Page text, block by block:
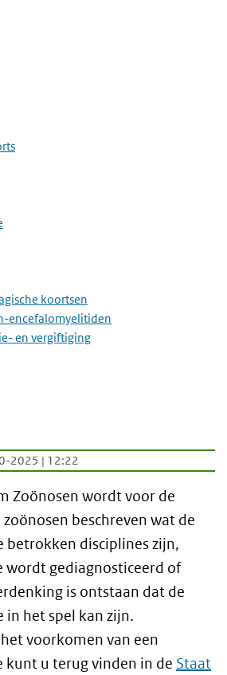
2025 | 12:22
Zoönosen wordt voor de
beschreven wat de
betrokken disciplines zijn,
wordt gediagnosticeerd of
is ontstaan dat de
het spel kan zijn.
voorkomen van een
kunt u terug vinden in de Staat
koortsen
encefalomyelitiden
en vergiftiging